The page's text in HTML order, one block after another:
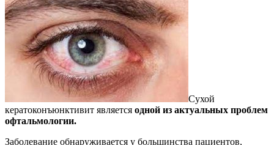
Сухой
кератоконъюнктивит является одной из актуальных проблем
офтальмологии.
Заболевание обнаруживается у большинства пациентов,